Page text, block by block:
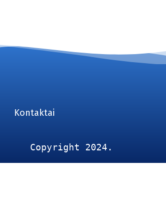
Kontaktai
Copyright 2024.